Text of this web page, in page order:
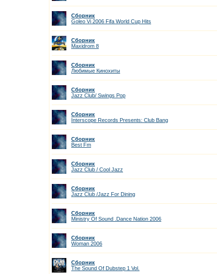
Сборник
Goleo Vi 2006 Fifa World Cup Hits
Сборник
Maxidrom 8
Сборник
Любимые Кинохиты
Сборник
Jazz Club/ Swings Pop
Сборник
Interscope Records Presents: Club Bang
Сборник
Best Fm
Сборник
Jazz Club / Cool Jazz
Сборник
Jazz Club /Jazz For Dining
Сборник
Ministry Of Sound .Dance Nation 2006
Сборник
Woman 2006
Сборник
The Sound Of Dubstep 1 Vol.